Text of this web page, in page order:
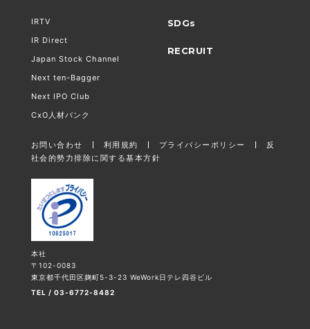
IRTV
IR Direct
Japan Stock Channel
Next ten-Bagger
Next IPO Club
CxO人材バンク
SDGs
RECRUIT
お問い合わせ 利用規約 プライバシーポリシー
反
社会的勢力排除に関する基本方針
本社
〒102-0083
東京都千代田区麹町5-3-23 WeWork日テレ四谷ビル
TEL / 03-6772-8482